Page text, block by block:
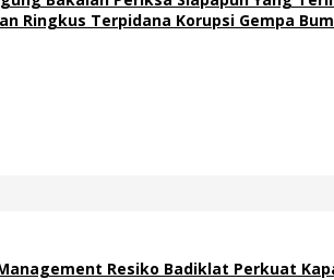
Ringkus Terpidana Korupsi Gempa
Resiko Badiklat Perkuat